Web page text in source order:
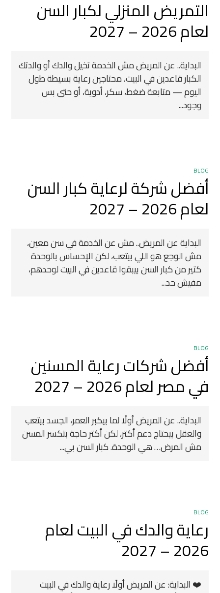
التمريض المنزلي لكبار السن
لعام 2026 – 2027
البداية.. عن المريض مش الخدمة تخيل والدك أو والدتك
الكبار قاعدين في البيت، محتاجين رعاية بسيطة طول
اليوم — متابعة ضغط، سكر، أدوية، أو حتى بس
وجود...
BLOG
أفضل شركة لرعاية كبار السن
لعام 2026 – 2027
البداية عن المريض.. مش عن الخدمة في سن معين،
مش الوجع هو اللي بيتعب، لكن الإحساس بالوحدة
كتير من كبار السن بيبقوا قاعدين في البيت لوحدهم،
مفيش حد...
BLOG
أفضل شركات رعاية المسنين
في مصر لعام 2026 – 2027
البداية.. عن المريض أولًا لما بيكبر العمر، الجسد بيتعب
والعقل بيحتاج دعم أكتر، لكن أكتر حاجة بتكسر المسن
مش المرض… هي الوحدة. كبار السن بي...
BLOG
رعاية والدك في البيت لعام
2026 – 2027
❤️ البداية: عن المريض أولًا رعاية والدك في البيت